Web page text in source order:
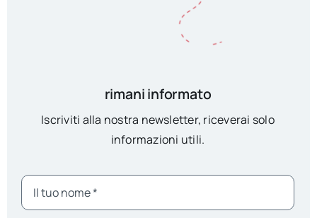
rimani informato
Iscriviti alla nostra newsletter, riceverai solo
informazioni utili.